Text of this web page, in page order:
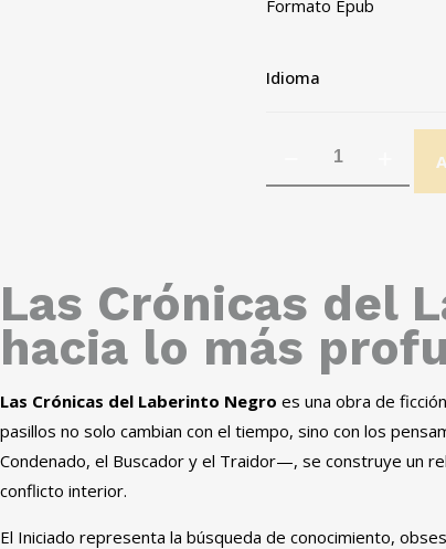
Formato Epub
Idioma
Las Crónicas del
hacia lo más
Las Crónicas del Laberinto Negro es una obra de
pasillos no solo cambian con el tiempo, sino con los
Condenado, el Buscador y el Traidor—, se construye un
conflicto interior.
El Iniciado representa la búsqueda de conocimiento,